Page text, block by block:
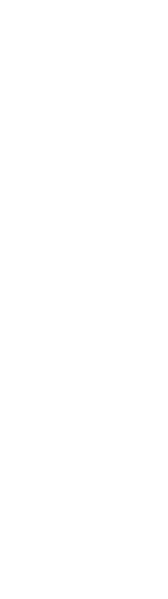
'user_login'
$params =
>user_email
(!is_admin()
>users . '.ID